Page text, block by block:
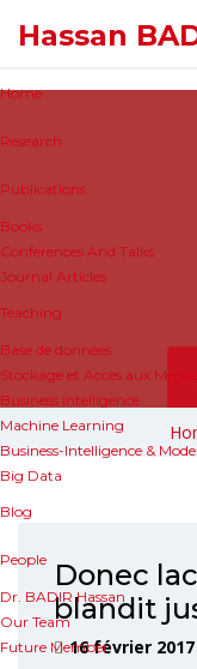
Hassan
Home
Research
Publications
Books
Conferences And Talks
Journal Articles
Teaching
Base de données
Stockage et Accès aux
Business Intelligence
Machine Learning
Business-Intelligence &
Big Data
Blog
People
Dr. BADIR Hassan
Our Team
Future Member
Donec
blandit
16 février 2017